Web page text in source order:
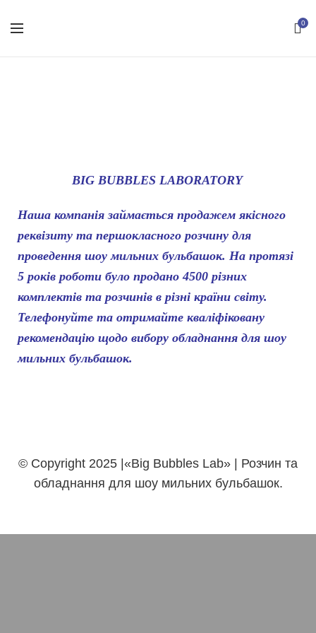
0
BIG BUBBLES LABORATORY
Наша компанія займається продажем якісного
реквізиту та першокласного розчину для
проведення шоу мильних бульбашок. На протязі
5 років роботи було продано 4500 різних
комплектів та розчинів в різні країни світу.
Телефонуйте та отримайте кваліфіковану
рекомендацію щодо вибору обладнання для шоу
мильних бульбашок.
© Copyright 2025 |«Big Bubbles Lab» | Розчин та
обладнання для шоу мильних бульбашок.